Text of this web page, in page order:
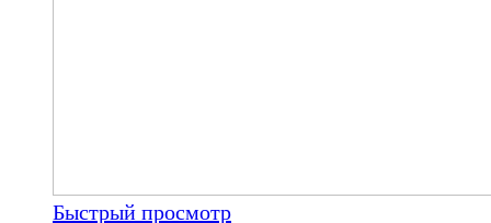
Быстрый просмотр